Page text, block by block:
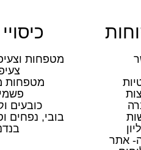
אתר
מטפחות
מטפחות
כובעים
בובי, נפחים